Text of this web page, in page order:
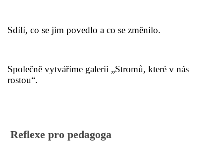
DĚTSKÝ SMUTEK
CO BY MĚLO DÍTĚ ZVLÁDNOUT PŘED VSTUPEM DO ZŠ
Sdílí, co se jim povedlo a co se změnilo.
Společně vytváříme galerii „Stromů, které v nás
rostou“.
Reflexe pro pedagoga